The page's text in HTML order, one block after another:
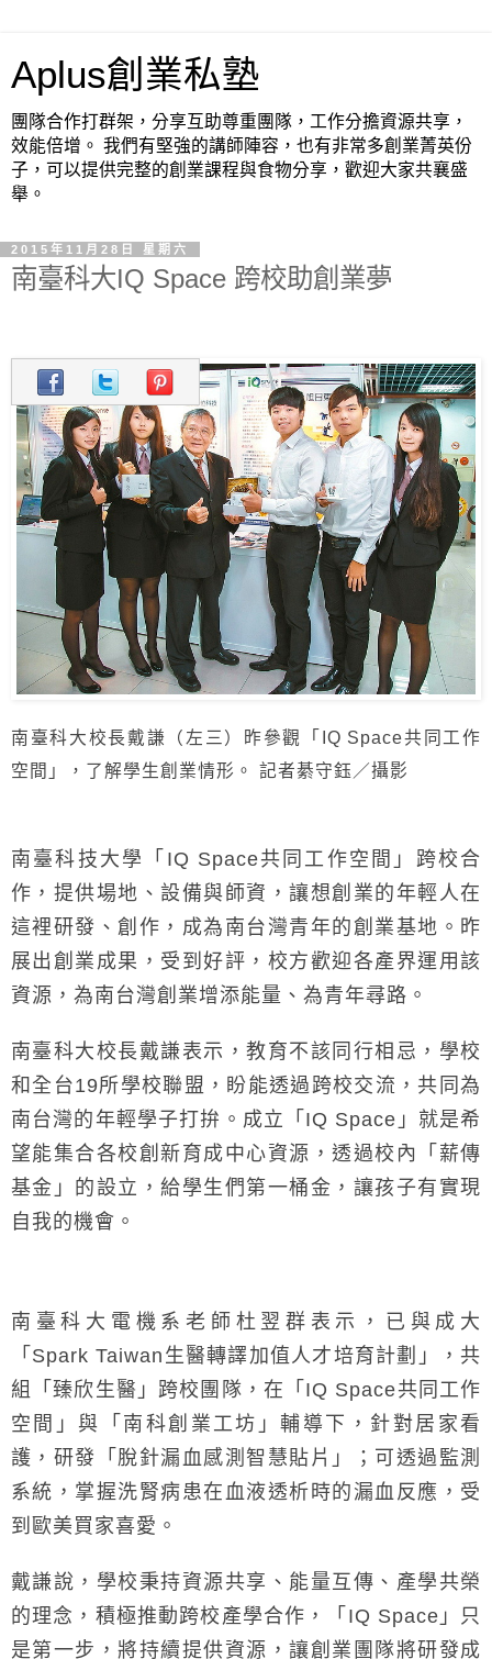
Aplus創業私塾
團隊合作打群架，分享互助尊重團隊，工作分擔資源共享，
效能倍增。 我們有堅強的講師陣容，也有非常多創業菁英份
子，可以提供完整的創業課程與食物分享，歡迎大家共襄盛
舉。
2015年11月28日 星期六
南臺科大IQ Space 跨校助創業夢
南臺科大校長戴謙（左三）昨參觀「IQ Space共同工作
空間」，了解學生創業情形。 記者綦守鈺／攝影
南臺科技大學「IQ Space共同工作空間」跨校合
作，提供場地、設備與師資，讓想創業的年輕人在
這裡研發、創作，成為南台灣青年的創業基地。昨
展出創業成果，受到好評，校方歡迎各產界運用該
資源，為南台灣創業增添能量、為青年尋路。
南臺科大校長戴謙表示，教育不該同行相忌，學校
和全台19所學校聯盟，盼能透過跨校交流，共同為
南台灣的年輕學子打拚。成立「IQ Space」就是希
望能集合各校創新育成中心資源，透過校內「薪傳
基金」的設立，給學生們第一桶金，讓孩子有實現
自我的機會。
南臺科大電機系老師杜翌群表示，已與成大
「Spark Taiwan生醫轉譯加值人才培育計劃」，共
組「臻欣生醫」跨校團隊，在「IQ Space共同工作
空間」與「南科創業工坊」輔導下，針對居家看
護，研發「脫針漏血感測智慧貼片」；可透過監測
系統，掌握洗腎病患在血液透析時的漏血反應，受
到歐美買家喜愛。
戴謙說，學校秉持資源共享、能量互傳、產學共榮
的理念，積極推動跨校產學合作，「IQ Space」只
是第一步，將持續提供資源，讓創業團隊將研發成